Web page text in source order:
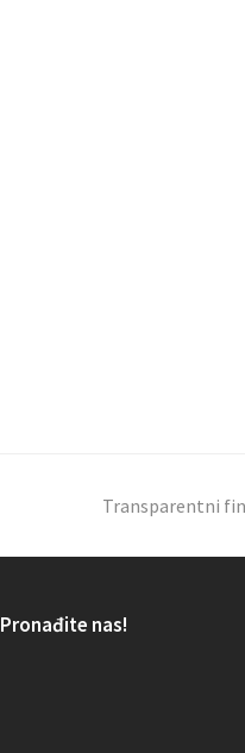
Transparentni
Pronađite nas!